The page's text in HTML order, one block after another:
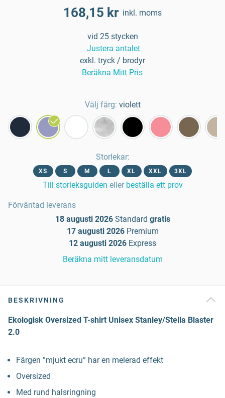
168,15 kr inkl. moms
vid 25 stycken
Justera antalet
exkl. tryck / brodyr
Beräkna Mitt Pris
Välj färg: violett
Storlekar:
XS S M L XL XXL 3XL
Till storleksguiden eller beställa ett prov
Förväntad leverans
18 augusti 2026 Standard gratis
17 augusti 2026 Premium
12 augusti 2026 Express
Beräkna mitt leveransdatum
BESKRIVNING
Ekologisk Oversized T-shirt Unisex Stanley/Stella Blaster
2.0
Färgen ”mjukt ecru” har en melerad effekt
Oversized
Med rund halsringning